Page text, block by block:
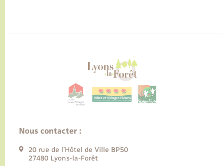
Nous contacter :
20 rue de l’Hôtel de Ville BP50
27480 Lyons-la-Forêt